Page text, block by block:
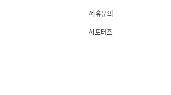
제휴문의
서포터즈